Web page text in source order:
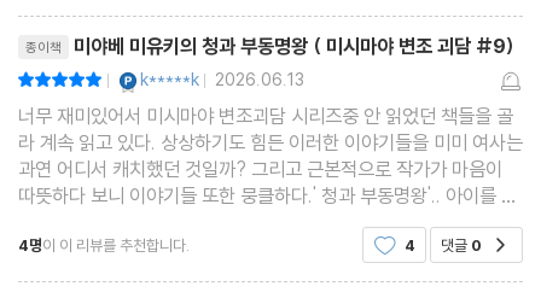
종이책 미야베 미유키의 청과 부동명왕 ( 미시마야 변조 괴담 #9)
| k*****k | 2026.06.13
너무 재미있어서 미시마야 변조괴담 시리즈중 안 읽었던 책들을 골
라 계속 읽고 있다. 상상하기도 힘든 이러한 이야기들을 미미 여사는
과연 어디서 캐치했던 것일까? 그리고 근본적으로 작가가 마음이
따뜻하다 보니 이야기들 또한 뭉클하다.' 청과 부동명왕'.. 아이를 갖
지 못해 시댁에서 쫓겨난 여자, 자식을 잃은 죄를 뒤집어쓰고 이혼당
한 여자, 심한 시집살이에 상처를 입고 몸이
4명이 이 리뷰를 추천합니다. 4 댓글 0